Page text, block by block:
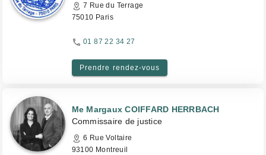
7 Rue du Terrage
75010 Paris
01 87 22 34 27
Prendre rendez-vous
Me Margaux COIFFARD HERRBACH
Commissaire de justice
6 Rue Voltaire
93100 Montreuil